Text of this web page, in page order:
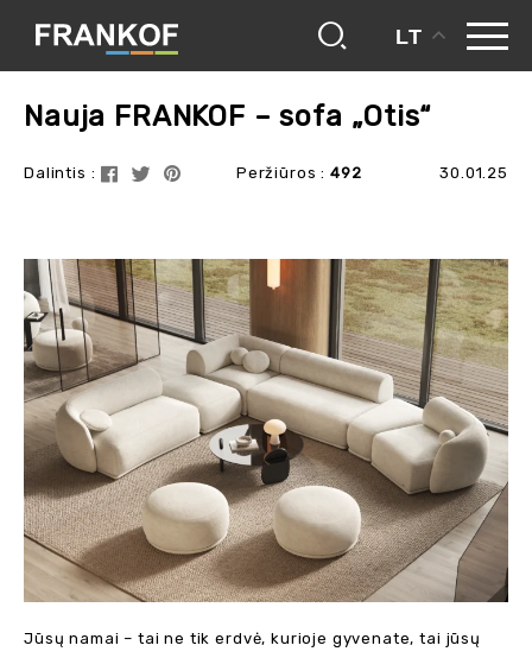
LT
blogas
Nauja FRANKOF – sofa „Otis“
Dalintis : Peržiūros :492 30.01.25
Jūsų namai – tai ne tik erdvė, kurioje gyvenate, tai jūsų